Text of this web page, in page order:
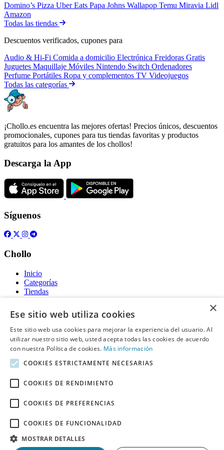
Domino’s Pizza Uber Eats Papa Johns Wallapop Temu Miravia Lidl
Amazon
Todas las tiendas
Descuentos verificados, cupones para
Audio & Hi-Fi Comida a domicilio Electrónica Freidoras Gratis
Juguetes Maquillaje Móviles Nintendo Switch Ordenadores
Perfume Portátiles Ropa y complementos TV Videojuegos
Todas las categorías
¡Chollo.es encuentra las mejores ofertas! Precios únicos, descuentos
promocionales, cupones para tus tiendas favoritas y productos
gratuitos para los amantes de los chollos!
Descarga la App
Síguenos
Chollo
Inicio
Categorías
Tiendas
Gratis
Acerca de
Sobre nosotros
Contacto
Información legal
Declaración de cookies
Descargo de Responsabilidad
×
Ese sitio web utiliza cookies
Este sitio web usa cookies para mejorar la experiencia del usuario. Al
utilizar nuestro sitio web, usted acepta todas las cookies de acuerdo
con nuestra Política de cookies. Más información
COOKIES ESTRICTAMENTE NECESARIAS
COOKIES DE RENDIMIENTO
COOKIES DE PREFERENCIAS
COOKIES DE FUNCIONALIDAD
MOSTRAR DETALLES